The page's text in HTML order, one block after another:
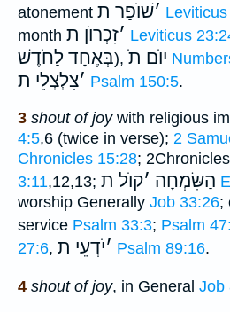
atonement
׳שׁוֺפַר ת
month
׳זִכְרוֺן ת Leviticus
בְּאֶחָד לַחֹדֶשׁ), יוֺם תֹ
׳צִלְצְלֵי ת Psalm 150:5.
3 shout of joywith religious
4:5,6 (twice in verse); 2
Chronicles 15:28;
3:11,12,13; הַשִּׂמְחָה ׳קוֺל ת
worship Generally Job 33:26;
service Psalm 33:3; Psalm
27:6, ׳יֹדְעֵי ת Psalm 89:16.
4 shout of joy, in General Job